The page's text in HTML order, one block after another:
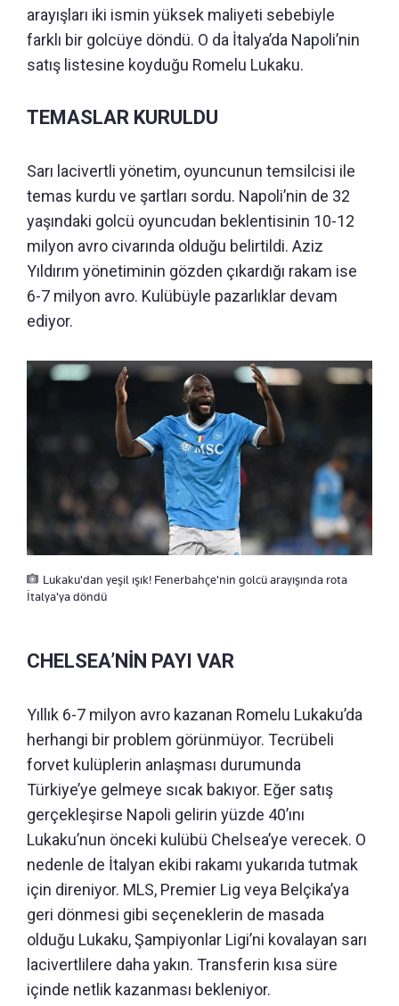
arayışları iki ismin yüksek maliyeti sebebiyle
farklı bir golcüye döndü. O da İtalya’da Napoli’nin
satış listesine koyduğu Romelu Lukaku.
TEMASLAR KURULDU
Sarı lacivertli yönetim, oyuncunun temsilcisi ile
temas kurdu ve şartları sordu. Napoli’nin de 32
yaşındaki golcü oyuncudan beklentisinin 10-12
milyon avro civarında olduğu belirtildi. Aziz
Yıldırım yönetiminin gözden çıkardığı rakam ise
6-7 milyon avro. Kulübüyle pazarlıklar devam
ediyor.
Lukaku'dan yeşil ışık! Fenerbahçe'nin golcü arayışında rota
İtalya'ya döndü
CHELSEA’NİN PAYI VAR
Yıllık 6-7 milyon avro kazanan Romelu Lukaku’da
herhangi bir problem görünmüyor. Tecrübeli
forvet kulüplerin anlaşması durumunda
Türkiye’ye gelmeye sıcak bakıyor. Eğer satış
gerçekleşirse Napoli gelirin yüzde 40’ını
Lukaku’nun önceki kulübü Chelsea’ye verecek. O
nedenle de İtalyan ekibi rakamı yukarıda tutmak
için direniyor. MLS, Premier Lig veya Belçika’ya
geri dönmesi gibi seçeneklerin de masada
olduğu Lukaku, Şampiyonlar Ligi’ni kovalayan sarı
lacivertlilere daha yakın. Transferin kısa süre
içinde netlik kazanması bekleniyor.